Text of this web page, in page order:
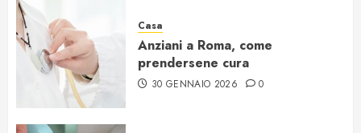
Casa
Anziani a Roma, come
prendersene cura
30 GENNAIO 2026 0